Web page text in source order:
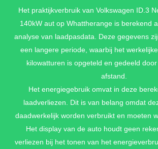
€ 390,-
verwarmd, multifunctioneel en met leder
verwarmbaar
Het praktijkverbruik van Volkswagen ID.3
140kW aut op Whattherange is berekend
analyse van laadpasdata. Deze gegevens
een langere periode, waarbij het
kilowatturen is opgeteld en gedeeld
afstand.
Het energiegebruik omvat in deze
laadverliezen. Dit is van belang omdat
daadwerkelijk worden verbruikt en moeten
Het display van de auto houdt geen
verliezen bij het tonen van het